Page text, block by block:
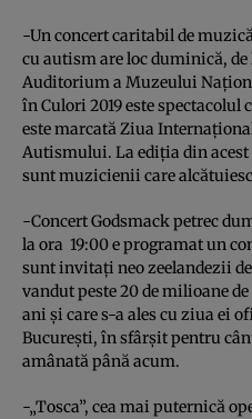
-Un concert caritabil de
cu autism are loc duminică, de
Auditorium a Muzeului
în Culori 2019 este spectacolul
este marcată Ziua
Autismului. La ediţia din
sunt muzicienii care
-Concert Godsmack petrec
la ora 19:00 e programat un
sunt invitaţi neo zeelandezii
vandut peste 20 de milioane
ani şi care s-a ales cu ziua ei
Bucureşti, în sfârşit pentru
amânată până acum.
-„Tosca”, cea mai puternică